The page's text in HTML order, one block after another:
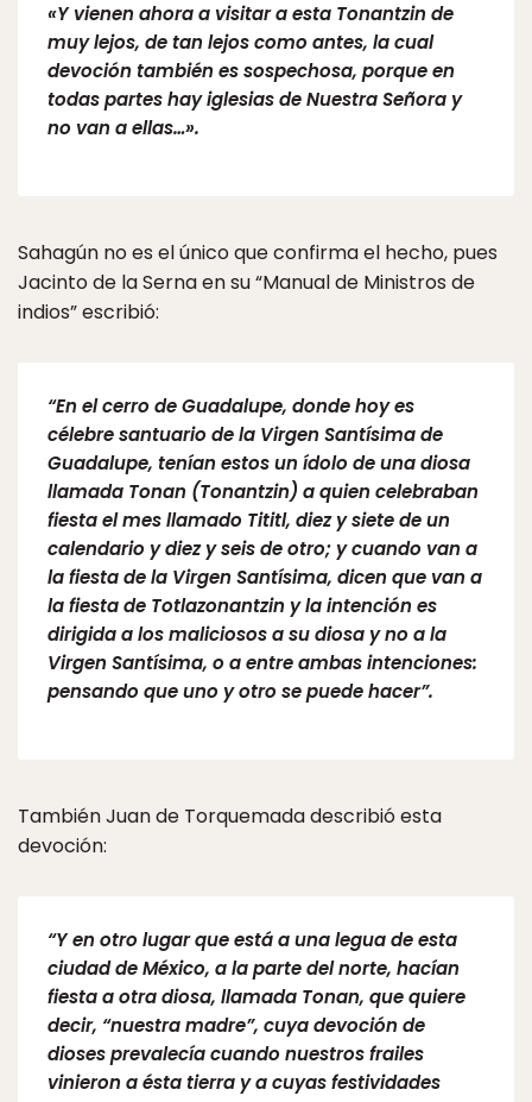
«Y vienen ahora a visitar a esta Tonantzin de
muy lejos, de tan lejos como antes, la cual
devoción también es sospechosa, porque en
todas partes hay iglesias de Nuestra Señora y
no van a ellas…».
Sahagún no es el único que confirma el hecho, pues
Jacinto de la Serna en su “Manual de Ministros de
indios” escribió:
“En el cerro de Guadalupe, donde hoy es
célebre santuario de la Virgen Santísima de
Guadalupe, tenían estos un ídolo de una diosa
llamada Tonan (Tonantzin) a quien celebraban
fiesta el mes llamado Tititl, diez y siete de un
calendario y diez y seis de otro; y cuando van a
la fiesta de la Virgen Santísima, dicen que van a
la fiesta de Totlazonantzin y la intención es
dirigida a los maliciosos a su diosa y no a la
Virgen Santísima, o a entre ambas intenciones:
pensando que uno y otro se puede hacer”.
También Juan de Torquemada describió esta
devoción:
“Y en otro lugar que está a una legua de esta
ciudad de México, a la parte del norte, hacían
fiesta a otra diosa, llamada Tonan, que quiere
decir, “nuestra madre”, cuya devoción de
dioses prevalecía cuando nuestros frailes
vinieron a ésta tierra y a cuyas festividades